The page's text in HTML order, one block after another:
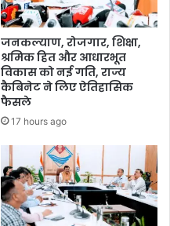
जनकल्याण, रोजगार, शिक्षा,
श्रमिक हित और आधारभूत
विकास को नई गति, राज्य
कैबिनेट ने लिए ऐतिहासिक
फैसले
17 hours ago